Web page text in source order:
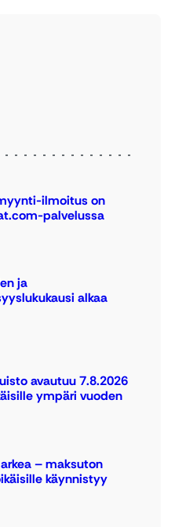
ilmoitus on
palvelussa
ja
alkaa
avautuu 7.8.2026
ympäri vuoden
– maksuton
käynnistyy